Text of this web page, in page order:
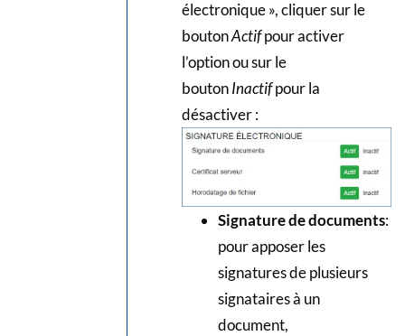
électronique », cliquer sur le
boutonActifpour activer
l’option ou sur le
boutonInactifpour la
désactiver :
Signature de documents:
pour apposer les
signatures de plusieurs
signataires à un
document,